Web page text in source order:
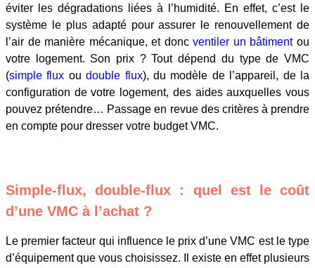
éviter les dégradations liées à l’humidité. En effet, c’est le
système le plus adapté pour assurer le renouvellement de
l’air de manière mécanique, et doncventiler un bâtimentou
votre logement. Son prix ? Tout dépend du type de VMC
(simple flux oudouble flux), du modèle de l’appareil, de la
configuration de votre logement, des aides auxquelles vous
pouvez prétendre… Passage en revue des critères à prendre
en compte pour dresser votre budget VMC.
Simple-flux, double-flux : quel est le coût
d’une VMC à l’achat ?
Le premier facteur qui influence le prix d’une VMC est le type
d’équipement que vous choisissez. Il existe en effet plusieurs